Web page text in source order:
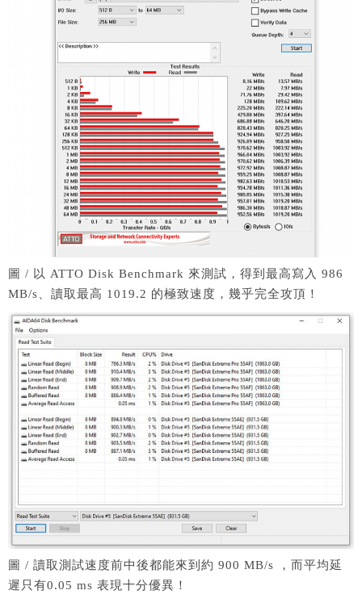
圖 / 以 ATTO Disk Benchmark 來測試，得到最高寫入 986
MB/s、讀取最高 1019.2 的極致速度，幾乎完全攻頂！
圖 / 讀取測試速度前中後都能來到約 900 MB/s ，而平均延
遲只有0.05 ms 表現十分優異！